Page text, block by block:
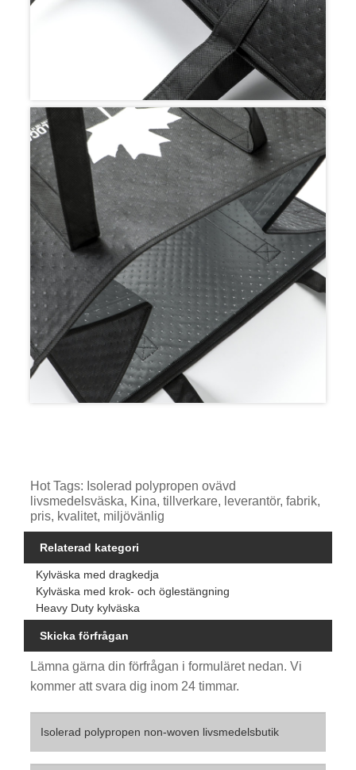
Hot Tags: Isolerad polypropen ovävd
livsmedelsväska, Kina, tillverkare, leverantör, fabrik,
pris, kvalitet, miljövänlig
Relaterad kategori
Kylväska med dragkedja
Kylväska med krok- och öglestängning
Heavy Duty kylväska
Skicka förfrågan
Lämna gärna din förfrågan i formuläret nedan. Vi
kommer att svara dig inom 24 timmar.